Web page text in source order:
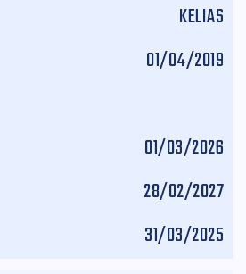
KELIAS
01/04/2019
01/03/2026
28/02/2027
31/03/2025